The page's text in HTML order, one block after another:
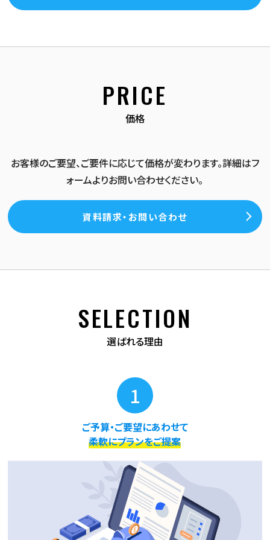
PRICE
価格
お客様のご要望、ご要件に応じて価格が変わります。詳細はフ
ォームよりお問い合わせください。
資料請求・お問い合わせ
SELECTION
選ばれる理由
1
ご予算・ご要望にあわせて
柔軟にプランをご提案